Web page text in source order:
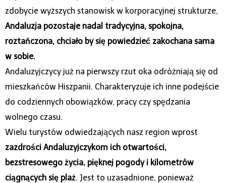
zdobycie wyższych stanowisk w korporacyjnej strukturze,
Andaluzja pozostaje nadal tradycyjna, spokojna,
roztańczona, chciało by się powiedzieć zakochana sama
w sobie.
Andaluzyjczycy już na pierwszy rzut oka odróżniają się od
mieszkańców Hiszpanii. Charakteryzuje ich inne podejście
do codziennych obowiązków, pracy czy spędzania
wolnego czasu.
Wielu turystów odwiedzających nasz region wprost
zazdrości Andaluzyjczykom ich otwartości,
bezstresowego życia, pięknej pogody i kilometrów
ciągnących się plaż. Jest to uzasadnione, ponieważ